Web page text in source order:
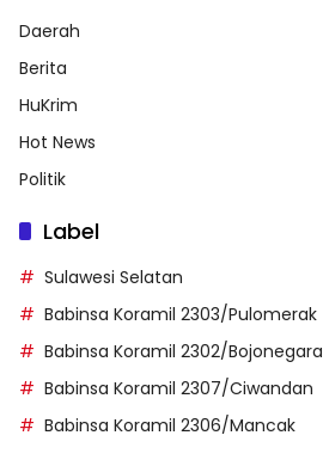
Daerah
Berita
HuKrim
Hot News
Politik
Label
Sulawesi Selatan
Babinsa Koramil 2303/Pulomerak
Babinsa Koramil 2302/Bojonegara
Babinsa Koramil 2307/Ciwandan
Babinsa Koramil 2306/Mancak